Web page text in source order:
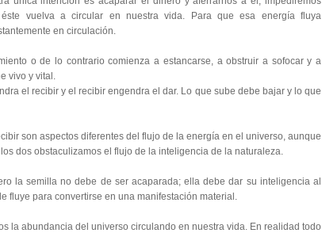
vuelva a circular en nuestra vida. Para que esa energía fluya
en circulación.
o de lo contrario comienza a estancarse, a obstruir a sofocar y a
vivo y vital.
el recibir y el recibir engendra el dar. Lo que sube debe bajar y lo que
son aspectos diferentes del flujo de la energía en el universo, aunque
dos obstaculizamos el flujo de la inteligencia de la naturaleza.
la semilla no debe de ser acaparada; ella debe dar su inteligencia al
fluye para convertirse en una manifestación material.
la abundancia del universo circulando en nuestra vida. En realidad todo